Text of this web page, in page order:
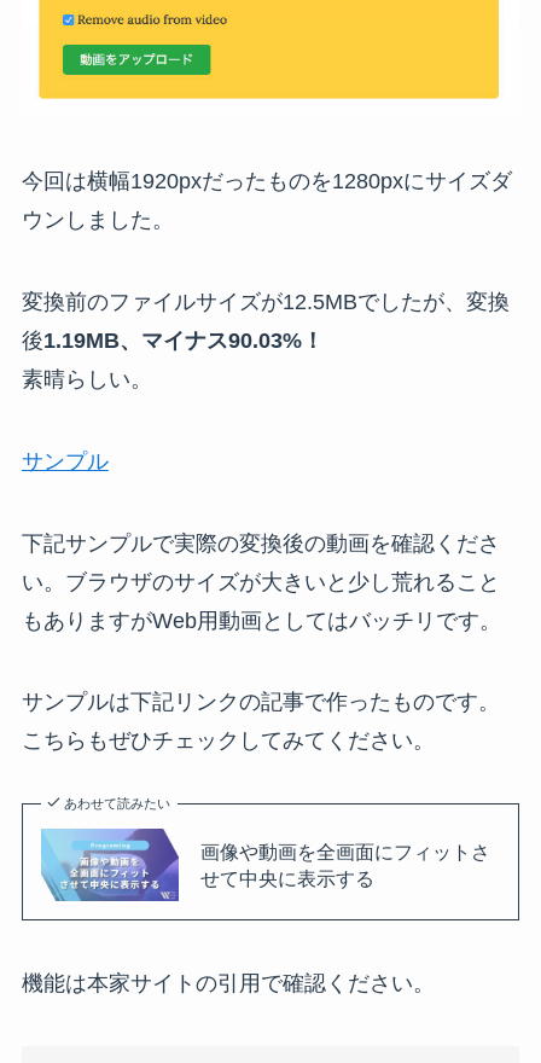
今回は横幅1920pxだったものを1280pxにサイズダ
ウンしました。
変換前のファイルサイズが12.5MBでしたが、変換
後1.19MB、マイナス90.03%！
素晴らしい。
サンプル
下記サンプルで実際の変換後の動画を確認くださ
い。ブラウザのサイズが大きいと少し荒れること
もありますがWeb用動画としてはバッチリです。
サンプルは下記リンクの記事で作ったものです。
こちらもぜひチェックしてみてください。
あわせて読みたい
画像や動画を全画面にフィットさ
せて中央に表示する
機能は本家サイトの引用で確認ください。